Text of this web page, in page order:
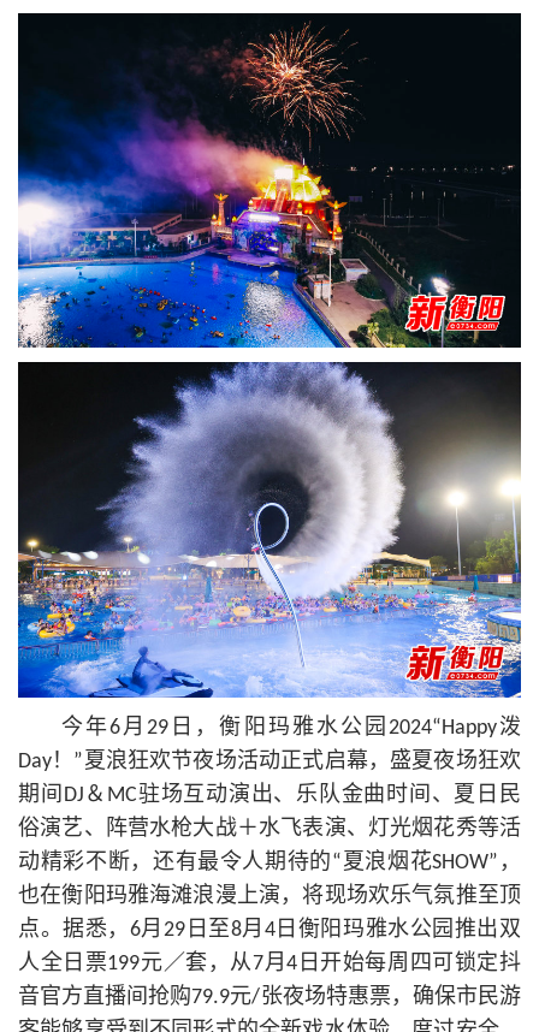
今年6月29日，衡阳玛雅水公园2024“Happy泼
Day！”夏浪狂欢节夜场活动正式启幕，盛夏夜场狂欢
期间DJ＆MC驻场互动演出、乐队金曲时间、夏日民
俗演艺、阵营水枪大战＋水飞表演、灯光烟花秀等活
动精彩不断，还有最令人期待的“夏浪烟花SHOW”，
也在衡阳玛雅海滩浪漫上演，将现场欢乐气氛推至顶
点。据悉，6月29日至8月4日衡阳玛雅水公园推出双
人全日票199元／套，从7月4日开始每周四可锁定抖
音官方直播间抢购79.9元/张夜场特惠票，确保市民游